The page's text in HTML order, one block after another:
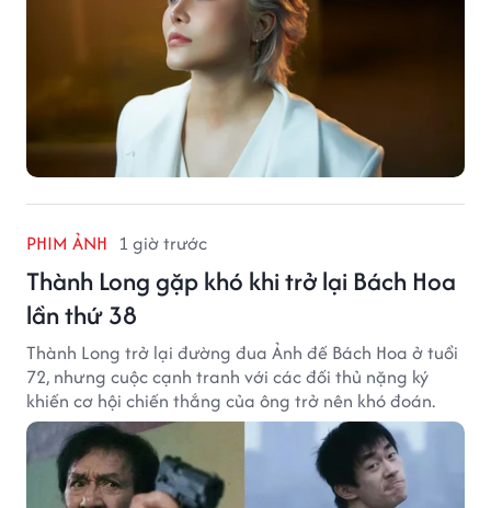
PHIM ẢNH 1 giờ trước
Thành Long gặp khó khi trở lại Bách Hoa
lần thứ 38
Thành Long trở lại đường đua Ảnh đế Bách Hoa ở tuổi
72, nhưng cuộc cạnh tranh với các đối thủ nặng ký
khiến cơ hội chiến thắng của ông trở nên khó đoán.